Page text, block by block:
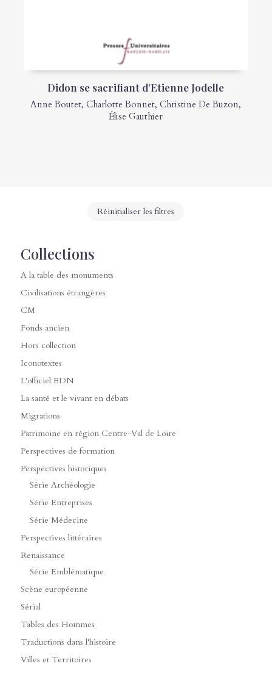
Didon se sacrifiant d’Etienne Jodelle
Anne Boutet,Charlotte Bonnet,Christine De Buzon,
Élise Gauthier
Réinitialiser les filtres
Collections
A la table des monuments
Civilisations étrangères
CM
Fonds ancien
Hors collection
Iconotextes
L'officiel EDN
La santé et le vivant en débats
Migrations
Patrimoine en région Centre-Val de Loire
Perspectives de formation
Perspectives historiques
Série Archéologie
Série Entreprises
Série Médecine
Perspectives littéraires
Renaissance
Série Emblématique
Scène européenne
Sérial
Tables des Hommes
Traductions dans l'histoire
Villes et Territoires